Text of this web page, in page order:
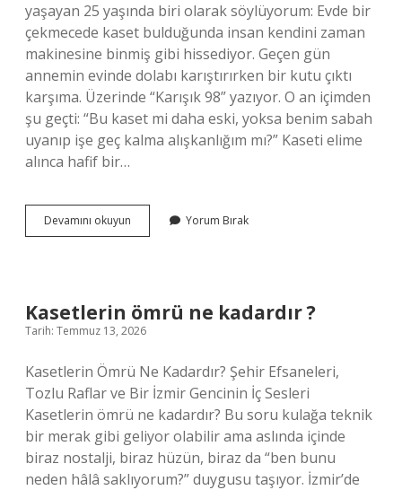
yaşayan 25 yaşında biri olarak söylüyorum: Evde bir
çekmecede kaset bulduğunda insan kendini zaman
makinesine binmiş gibi hissediyor. Geçen gün
annemin evinde dolabı karıştırırken bir kutu çıktı
karşıma. Üzerinde “Karışık 98” yazıyor. O an içimden
şu geçti: “Bu kaset mi daha eski, yoksa benim sabah
uyanıp işe geç kalma alışkanlığım mı?” Kaseti elime
alınca hafif bir…
Devamını okuyun Kasetlerin
ömrü
Yorum Bırak
Kasetlerin ömrü ne kadardır ?
Tarih: Temmuz 13, 2026
Kasetlerin Ömrü Ne Kadardır? Şehir Efsaneleri,
Tozlu Raflar ve Bir İzmir Gencinin İç Sesleri
Kasetlerin ömrü ne kadardır? Bu soru kulağa teknik
bir merak gibi geliyor olabilir ama aslında içinde
biraz nostalji, biraz hüzün, biraz da “ben bunu
neden hâlâ saklıyorum?” duygusu taşıyor. İzmir’de